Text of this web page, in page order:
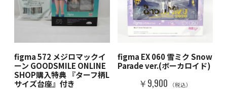
figma 572 メジロマックイ
ーン GOODSMILE ONLINE
SHOP購入特典 『ターフ柄L
サイズ台座』付き
figma EX 060 雪ミク Snow
Parade ver.(ボーカロイド)
￥9,900 （税込）